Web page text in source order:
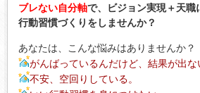
ブレない自分軸で、ビジョン実現＋天職
行動習慣づくりをしませんか？
あなたは、こんな悩みはありませんか？
がんばっているんだけど、結果が出な
不安、空回りしている。